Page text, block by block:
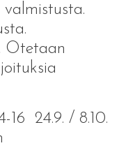
Otetaan
16 24.9. / 8.10.